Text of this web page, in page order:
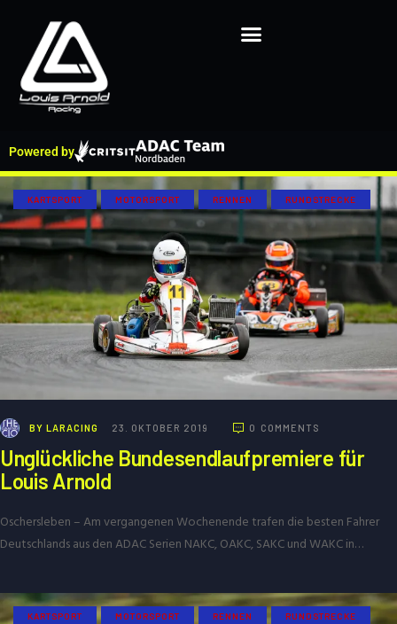
Powered by
KARTSPORT MOTORSPORT RENNEN RUNDSTRECKE
BY LARACING 23. OKTOBER 2019 0 COMMENTS
Unglückliche Bundesendlaufpremiere für
Louis Arnold
Oschersleben – Am vergangenen Wochenende trafen die besten Fahrer
Deutschlands aus den ADAC Serien NAKC, OAKC, SAKC und WAKC in…
KARTSPORT MOTORSPORT RENNEN RUNDSTRECKE